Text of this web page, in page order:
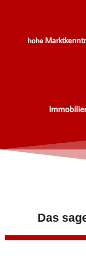
hohe
Das